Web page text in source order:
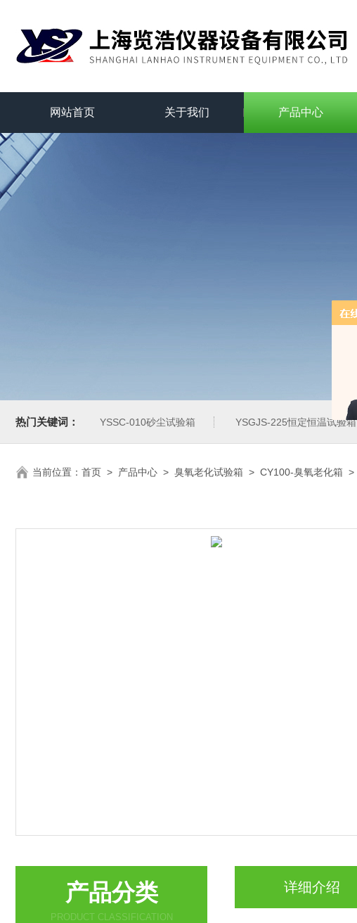
网站首页 关于我们 产品中心
热门关键词： YSSC-010砂尘试验箱 YSGJS-225恒定恒温试验箱
当前位置： 首页 > 产品中心 > 臭氧老化试验箱 > CY100-臭氧老化箱 >
产品分类
PRODUCT CLASSIFICATION
详细介绍